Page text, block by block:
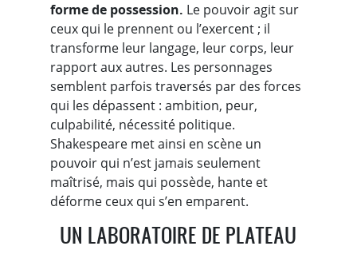
forme de possession. Le pouvoir agit sur
ceux qui le prennent ou l’exercent ; il
transforme leur langage, leur corps, leur
rapport aux autres. Les personnages
semblent parfois traversés par des forces
qui les dépassent : ambition, peur,
culpabilité, nécessité politique.
Shakespeare met ainsi en scène un
pouvoir qui n’est jamais seulement
maîtrisé, mais qui possède, hante et
déforme ceux qui s’en emparent.
UN LABORATOIRE DE PLATEAU